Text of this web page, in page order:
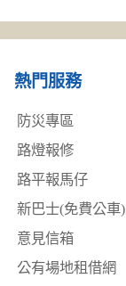
熱門服務
防災專區
路燈報修
路平報馬仔
新巴士(免費公車)
意見信箱
公有場地租借網